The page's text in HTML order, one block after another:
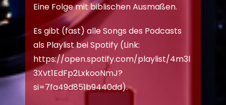
Eine Folge mit biblischen Ausmaßen.
Es gibt (fast) alle Songs des Podcasts
als Playlist bei Spotify (Link:
https://open.spotify.com/playlist/4m3l
3Xvt1EdFp2LxkooNmJ?
si=7fa49d851b9440dd).